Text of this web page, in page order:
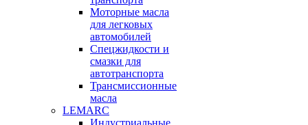
Моторные масла
для легковых
автомобилей
Спецжидкости и
смазки для
автотранспорта
Трансмиссионные
масла
LEMARC
Индустриальные